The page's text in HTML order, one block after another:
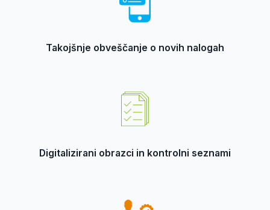
Takojšnje obveščanje o novih nalogah
Digitalizirani obrazci in kontrolni seznami